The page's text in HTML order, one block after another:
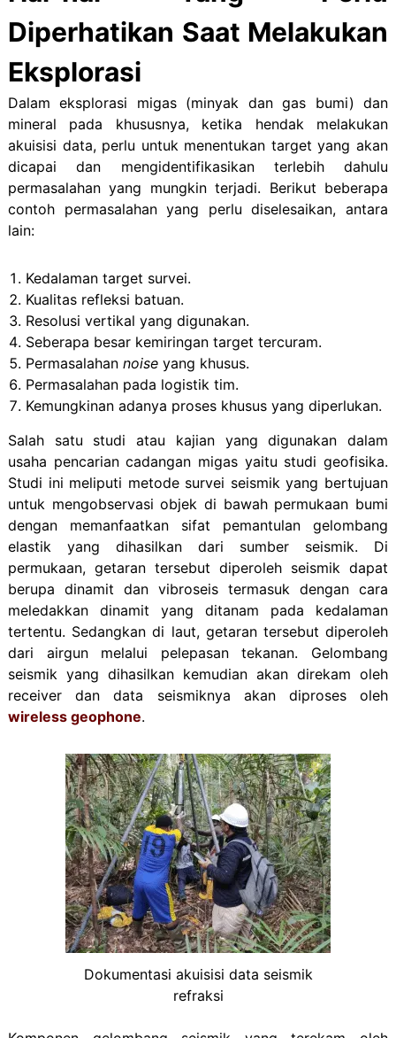
Diperhatikan Saat Melakukan
Eksplorasi
Dalam eksplorasi migas (minyak dan gas bumi) dan
mineral pada khususnya, ketika hendak melakukan
akuisisi data, perlu untuk menentukan target yang akan
dicapai dan mengidentifikasikan terlebih dahulu
permasalahan yang mungkin terjadi. Berikut beberapa
contoh permasalahan yang perlu diselesaikan, antara
lain:
Kedalaman target survei.
Kualitas refleksi batuan.
Resolusi vertikal yang digunakan.
Seberapa besar kemiringan target tercuram.
Permasalahan noise yang khusus.
Permasalahan pada logistik tim.
Kemungkinan adanya proses khusus yang diperlukan.
Salah satu studi atau kajian yang digunakan dalam
usaha pencarian cadangan migas yaitu studi geofisika.
Studi ini meliputi metode survei seismik yang bertujuan
untuk mengobservasi objek di bawah permukaan bumi
dengan memanfaatkan sifat pemantulan gelombang
elastik yang dihasilkan dari sumber seismik. Di
permukaan, getaran tersebut diperoleh seismik dapat
berupa dinamit dan vibroseis termasuk dengan cara
meledakkan dinamit yang ditanam pada kedalaman
tertentu. Sedangkan di laut, getaran tersebut diperoleh
dari airgun melalui pelepasan tekanan. Gelombang
seismik yang dihasilkan kemudian akan direkam oleh
receiver dan data seismiknya akan diproses oleh
wireless geophone.
Dokumentasi akuisisi data seismik
refraksi